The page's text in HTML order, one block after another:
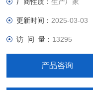
制在±0.08mm范围以内，
更新时间： 2025-03-03
访 问 量： 13295
产品咨询